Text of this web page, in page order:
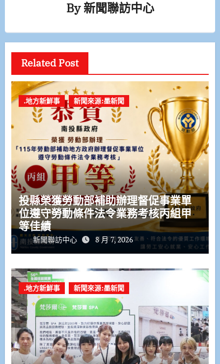
By新聞聯訪中心
Related Post
.地方新鮮事 新聞來源:墨新聞
投縣榮獲勞動部補助辦理督促事業單
位遵守勞動條件法令業務考核丙組甲
等佳績
新聞聯訪中心 8 月 7, 2026
.地方新鮮事 新聞來源:墨新聞